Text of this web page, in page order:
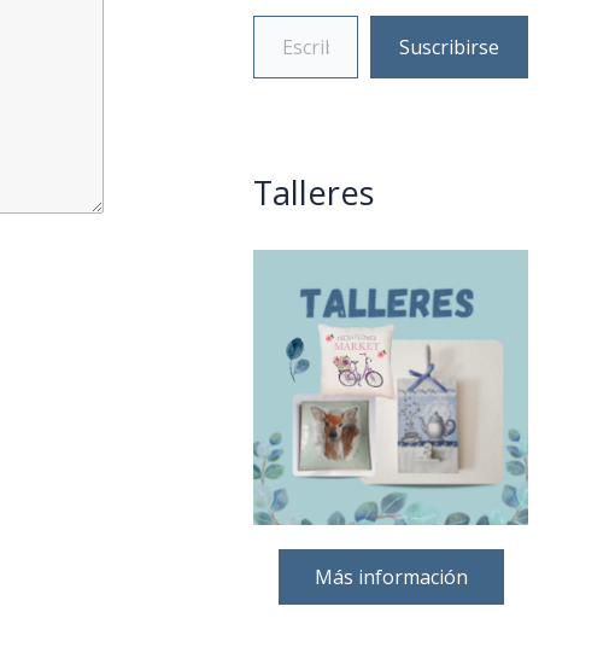
Suscribirse
Talleres
Más información